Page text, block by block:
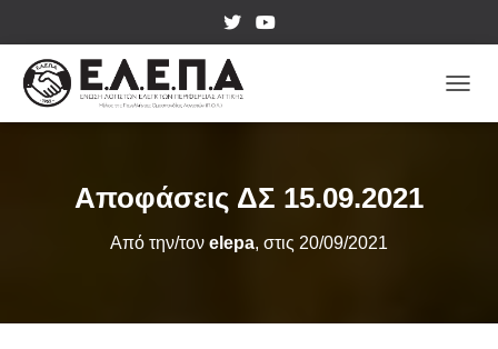
Αποφάσεις ΔΣ 15.09.2021
Από την/τον elepa, στις 20/09/2021